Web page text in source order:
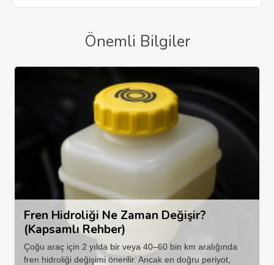
Önemli Bilgiler
Fren Hidroliği Ne Zaman Değişir?
(Kapsamlı Rehber)
Çoğu araç için 2 yılda bir veya 40–60 bin km aralığında
fren hidroliği değişimi önerilir. Ancak en doğru periyot,